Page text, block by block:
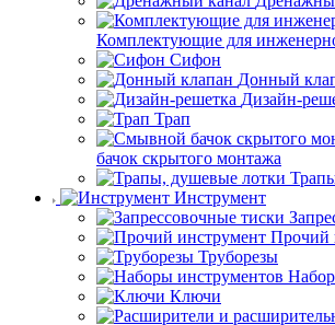
Комплектующие для
Сифон
Донный
Дизайн-
Трап
бачок скрытого монтажа
Инструмент
Прочий
Труборезы
Ключи